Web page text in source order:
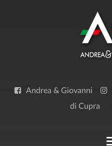
Andrea & Giovanni
di Cupra